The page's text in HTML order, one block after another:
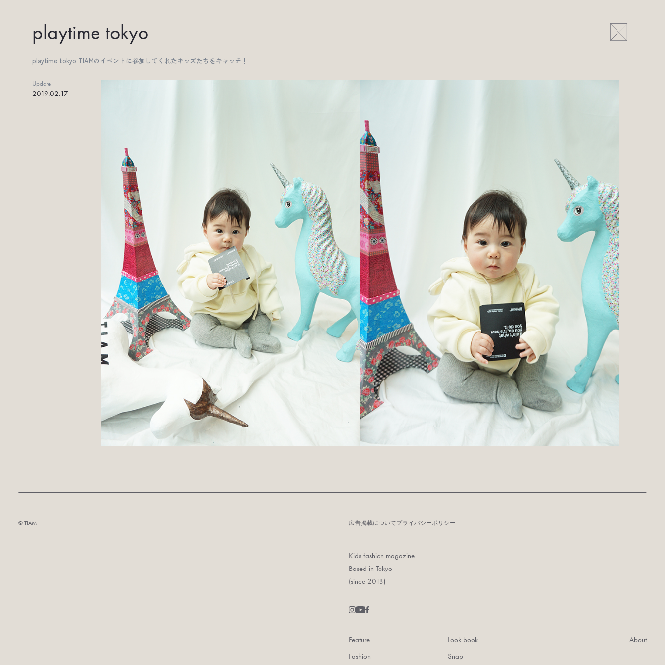
playtime tokyo
playtime tokyo TIAMのイベントに参加してくれたキッズたちをキャッチ！
Update
2019.02.17
©︎ TIAM 広告掲載についてプライバシーポリシー
Kids fashion magazine
Based in Tokyo
(since 2018)
Feature
Fashion
Look book
Snap
About